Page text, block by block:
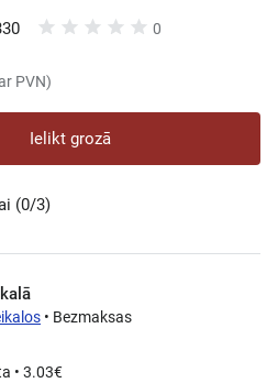
0
PVN)
Ielikt grozā
(0/3)
• Bezmaksas
• 3.03€